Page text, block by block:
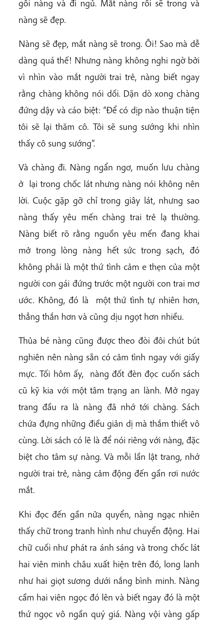
gối nàng và đi ngủ. Mắt nàng rồi sẽ trong và
nàng sẽ đẹp.
Nàng sẽ đẹp, mắt nàng sẽ trong. Ôi! Sao mà dễ
dàng quá thế! Nhưng nàng không nghi ngờ bởi
vì nhìn vào mắt người trai trẻ, nàng biết ngay
rằng chàng không nói dối. Dặn dò xong chàng
đứng dậy và cáo biệt: “Để có dịp nào thuận tiện
tôi sẽ lại thăm cô. Tôi sẽ sung sướng khi nhìn
thấy cô sung sướng”.
Và chàng đi. Nàng ngẩn ngơ, muốn lưu chàng
ở lại trong chốc lát nhưng nàng nói không nên
lời. Cuộc gặp gỡ chỉ trong giây lát, nhưng sao
nàng thấy yêu mến chàng trai trẻ lạ thường.
Nàng biết rõ rằng nguồn yêu mến đang khai
mở trong lòng nàng hết sức trong sạch, đó
không phải là một thứ tình cảm e thẹn của một
người con gái đứng trước một người con trai mơ
ước. Không, đó là một thứ tình tự nhiên hơn,
thẳng thắn hơn và cũng dịu ngọt hơn nhiều.
Thủa bé nàng cũng được theo đòi đôi chút bút
nghiên nên nàng sẵn có cảm tình ngay với giấy
mực. Tối hôm ấy, nàng đốt đèn đọc cuốn sách
cũ kỹ kia với một tâm trạng an lành. Mở ngay
trang đầu ra là nàng đã nhớ tới chàng. Sách
chứa đựng những điều giản dị mà thắm thiết vô
cùng. Lời sách có lẽ là để nói riêng với nàng, đặc
biệt cho tâm sự nàng. Và mỗi lần lật trang, nhớ
người trai trẻ, nàng cảm động đến gần rơi nước
mắt.
Khi đọc đến gần nửa quyển, nàng ngạc nhiên
thấy chữ trong tranh hình như chuyển động. Hai
chữ cuối như phát ra ánh sáng và trong chốc lát
hai viên minh châu xuất hiện trên đó, long lanh
như hai giọt sương dưới nắng bình minh. Nàng
cầm hai viên ngọc đó lên và biết ngay đó là một
thứ ngọc vô ngần quý giá. Nàng vội vàng gấp